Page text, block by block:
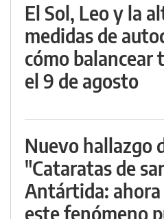
El Sol, Leo y la
medidas de
cómo balancear
el 9 de agosto
Nuevo hallazgo
"Cataratas de
Antártida: ahora
este fenómeno